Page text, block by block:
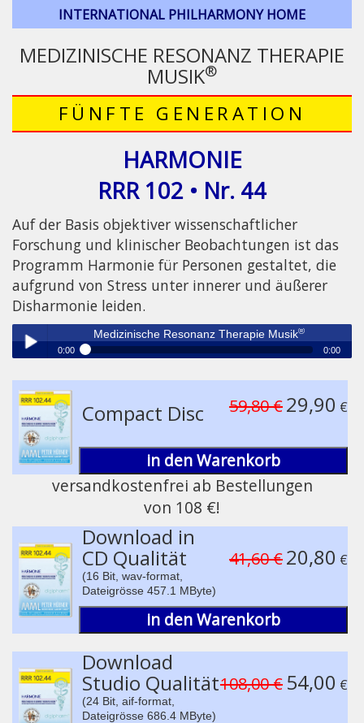
INTERNATIONAL PHILHARMONY HOME
MEDIZINISCHE RESONANZ THERAPIE
MUSIK®
FÜNFTE GENERATION
HARMONIE
RRR 102 • Nr. 44
Auf der Basis objektiver wissenschaftlicher
Forschung und klinischer Beobachtungen ist das
Programm Harmonie für Personen gestaltet, die
aufgrund von Stress unter innerer und äußerer
Disharmonie leiden.
Play /
Medizinische Resonanz Therapie Musik®
0:00 0:00
Compact Disc 59,80 €29,90 €
in den Warenkorb
versandkostenfrei ab Bestellungen
von 108 €!
Download in
CD Qualität
(16 Bit, wav-format,
Dateigrösse 457.1 MByte)
41,60 €20,80 €
in den Warenkorb
Download
Studio Qualität
(24 Bit, aif-format,
Dateigrösse 686.4 MByte)
108,00 € 54,00 €